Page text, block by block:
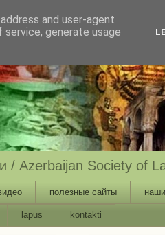
/ Azerbaijan Society of
полезные сайты
lapus kontakti
and user-agent
generate usage